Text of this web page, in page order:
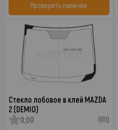
Проверить наличие
Стекло лобовое в клей MAZDA
2 (DEMIO)
0,00
0